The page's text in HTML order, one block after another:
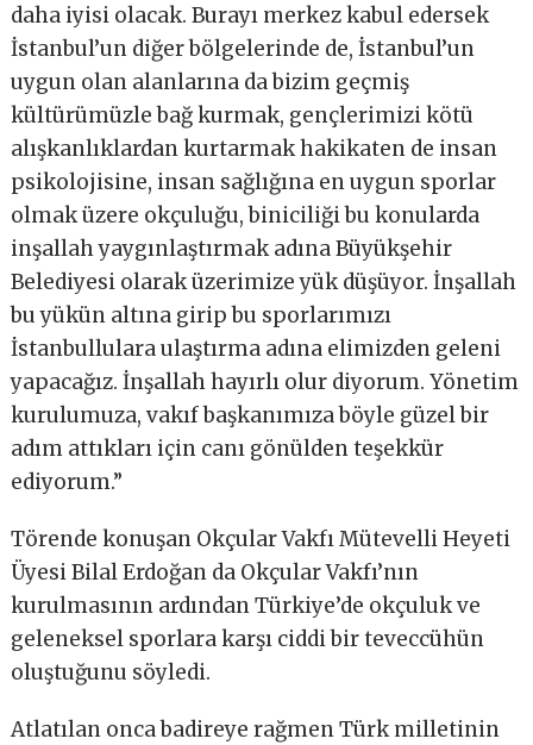
daha iyisi olacak. Burayı merkez kabul edersek
İstanbul’un diğer bölgelerinde de, İstanbul’un
uygun olan alanlarına da bizim geçmiş
kültürümüzle bağ kurmak, gençlerimizi kötü
alışkanlıklardan kurtarmak hakikaten de insan
psikolojisine, insan sağlığına en uygun sporlar
olmak üzere okçuluğu, biniciliği bu konularda
inşallah yaygınlaştırmak adına Büyükşehir
Belediyesi olarak üzerimize yük düşüyor. İnşallah
bu yükün altına girip bu sporlarımızı
İstanbullulara ulaştırma adına elimizden geleni
yapacağız. İnşallah hayırlı olur diyorum. Yönetim
kurulumuza, vakıf başkanımıza böyle güzel bir
adım attıkları için canı gönülden teşekkür
ediyorum.”
Törende konuşan Okçular Vakfı Mütevelli Heyeti
Üyesi Bilal Erdoğan da Okçular Vakfı’nın
kurulmasının ardından Türkiye’de okçuluk ve
geleneksel sporlara karşı ciddi bir teveccühün
oluştuğunu söyledi.
Atlatılan onca badireye rağmen Türk milletinin